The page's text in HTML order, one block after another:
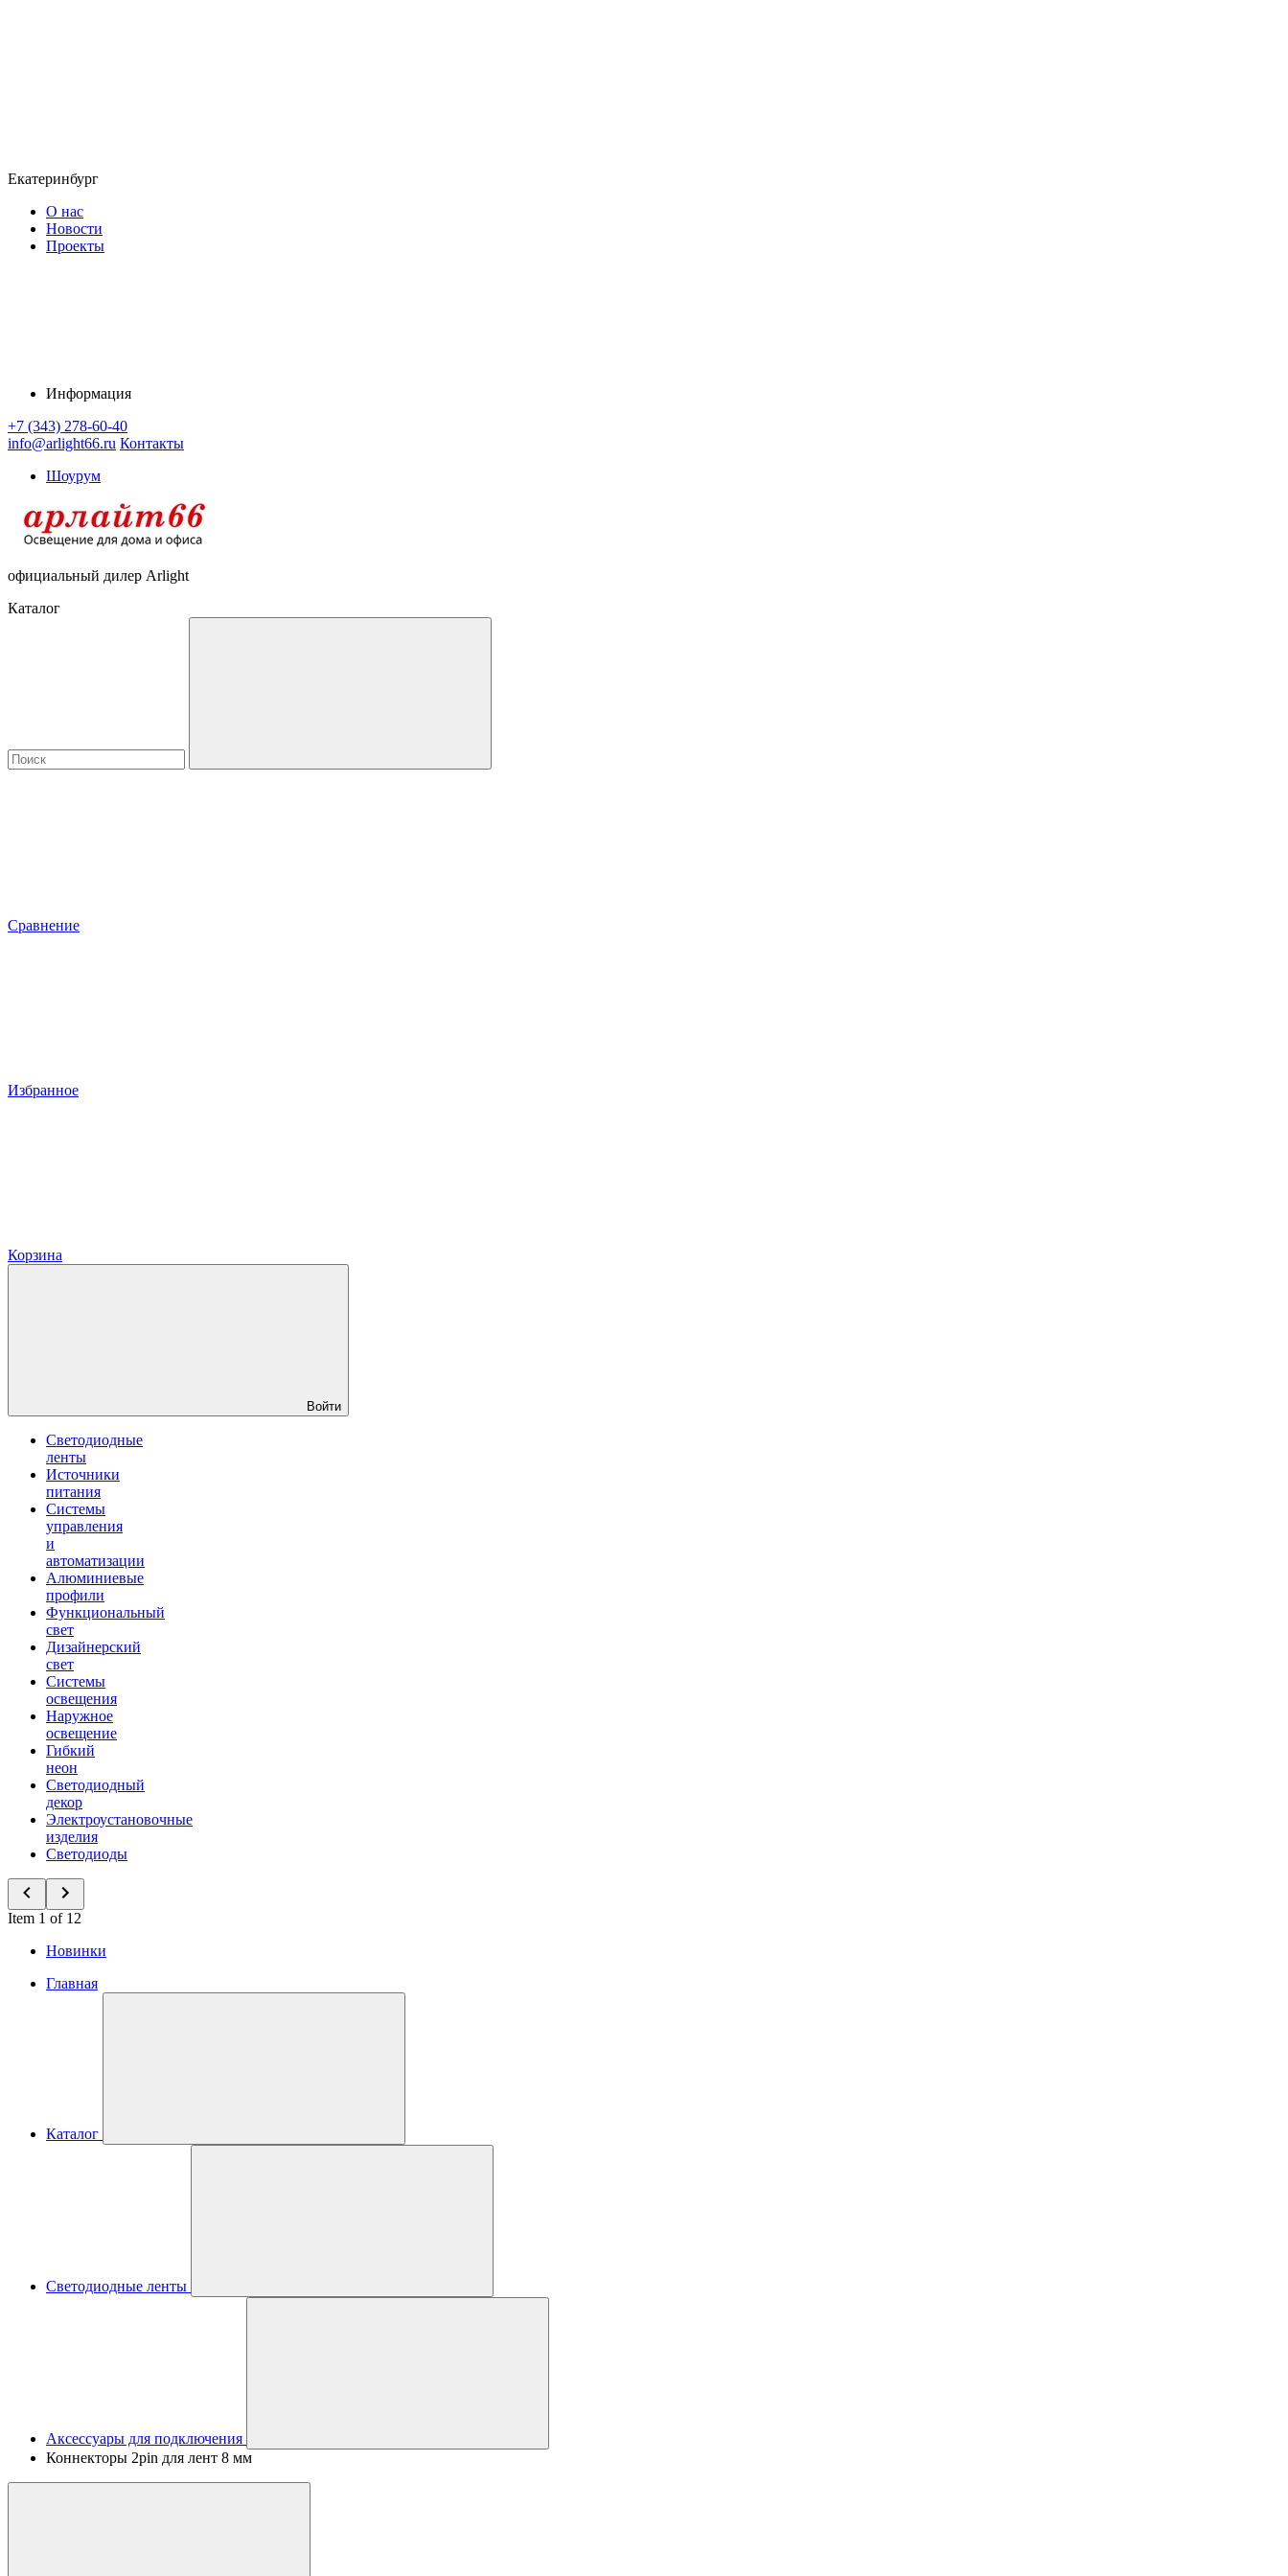
Екатеринбург
О нас
Новости
Проекты
Информация
+7 (343) 278-60-40
info@arlight66.ru Контакты
Шоурум
официальный дилер Arlight
Каталог
Сравнение
Избранное
Корзина
Войти
Светодиодные
ленты
Источники
питания
Системы
управления
и
автоматизации
Алюминиевые
профили
Функциональный
свет
Дизайнерский
свет
Системы
освещения
Наружное
освещение
Гибкий
неон
Светодиодный
декор
Электроустановочные
изделия
Светодиоды
Item 1 of 12
Новинки
Главная
Каталог
Светодиодные ленты
Аксессуары для подключения
Коннекторы 2pin для лент 8 мм